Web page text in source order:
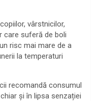
vârstnicilor,
care suferă de boli
risc mai mare de a
la temperaturi
recomandă consumul
și în lipsa senzației